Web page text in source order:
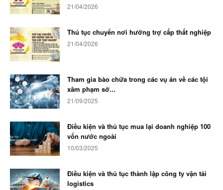
21/04/2026
Thủ tục chuyển nơi hưởng trợ cấp thất nghiệp
21/04/2026
Tham gia bào chữa trong các vụ án về các tội
xâm phạm sở...
21/09/2025
Điều kiện và thủ tục mua lại doanh nghiệp 100
vốn nước ngoài
10/03/2025
Điều kiện và thủ tục thành lập công ty vận tải
logistics